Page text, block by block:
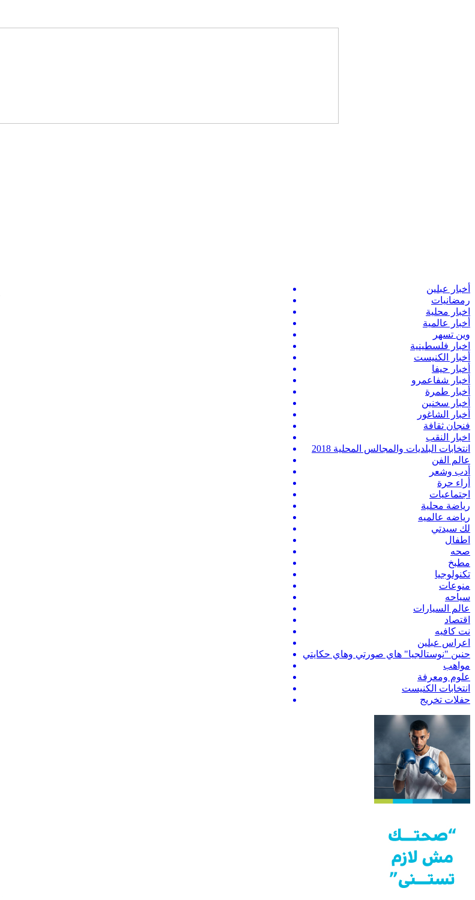
أخبار عبلين
رمضانيات
اخبار محلية
أخبار عالمية
وين تسهر
اخبار فلسطينية
أخبار الكنيست
أخبار حيفا
أخبار شفاعمرو
أخبار طمرة
أخبار سخنين
أخبار الشاغور
فنجان ثقافة
اخبار النقب
انتخابات البلديات والمجالس المحلية 2018
عالم الفن
أدب وشعر
أراء حرة
اجتماعيات
رياضة محلية
رياضه عالميه
لك سيدتي
اطفال
صحه
مطبخ
تكنولوجيا
منوعات
سياحه
عالم السيارات
اقتصاد
نت كافيه
اعراس عبلين
حنين "نوستالجيا" هاي صورتي وهاي حكايتي
مواهب
علوم ومعرفة
انتخابات الكنيست
حفلات تخريج